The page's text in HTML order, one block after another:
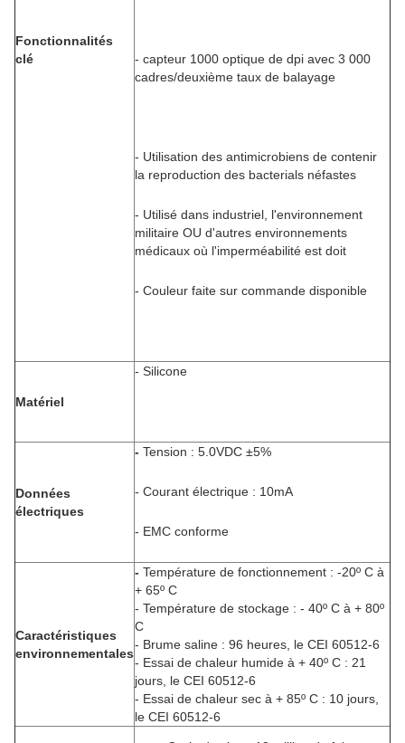
Fonctionnalités
clé
- capteur 1000 optique de dpi avec 3 000
cadres/deuxième taux de balayage
- Utilisation des antimicrobiens de contenir
la reproduction des bacterials néfastes
- Utilisé dans industriel, l'environnement
militaire OU d'autres environnements
médicaux où l'imperméabilité est doit
- Couleur faite sur commande disponible
Matériel
- Silicone
Données
électriques
- Tension : 5.0VDC ±5%
- Courant électrique : 10mA
- EMC conforme
Caractéristiques
environnementales
- Température de fonctionnement : -20º C à
+ 65º C
- Température de stockage : - 40º C à + 80º
C
- Brume saline : 96 heures, le CEI 60512-6
- Essai de chaleur humide à + 40º C : 21
jours, le CEI 60512-6
- Essai de chaleur sec à + 85º C : 10 jours,
le CEI 60512-6